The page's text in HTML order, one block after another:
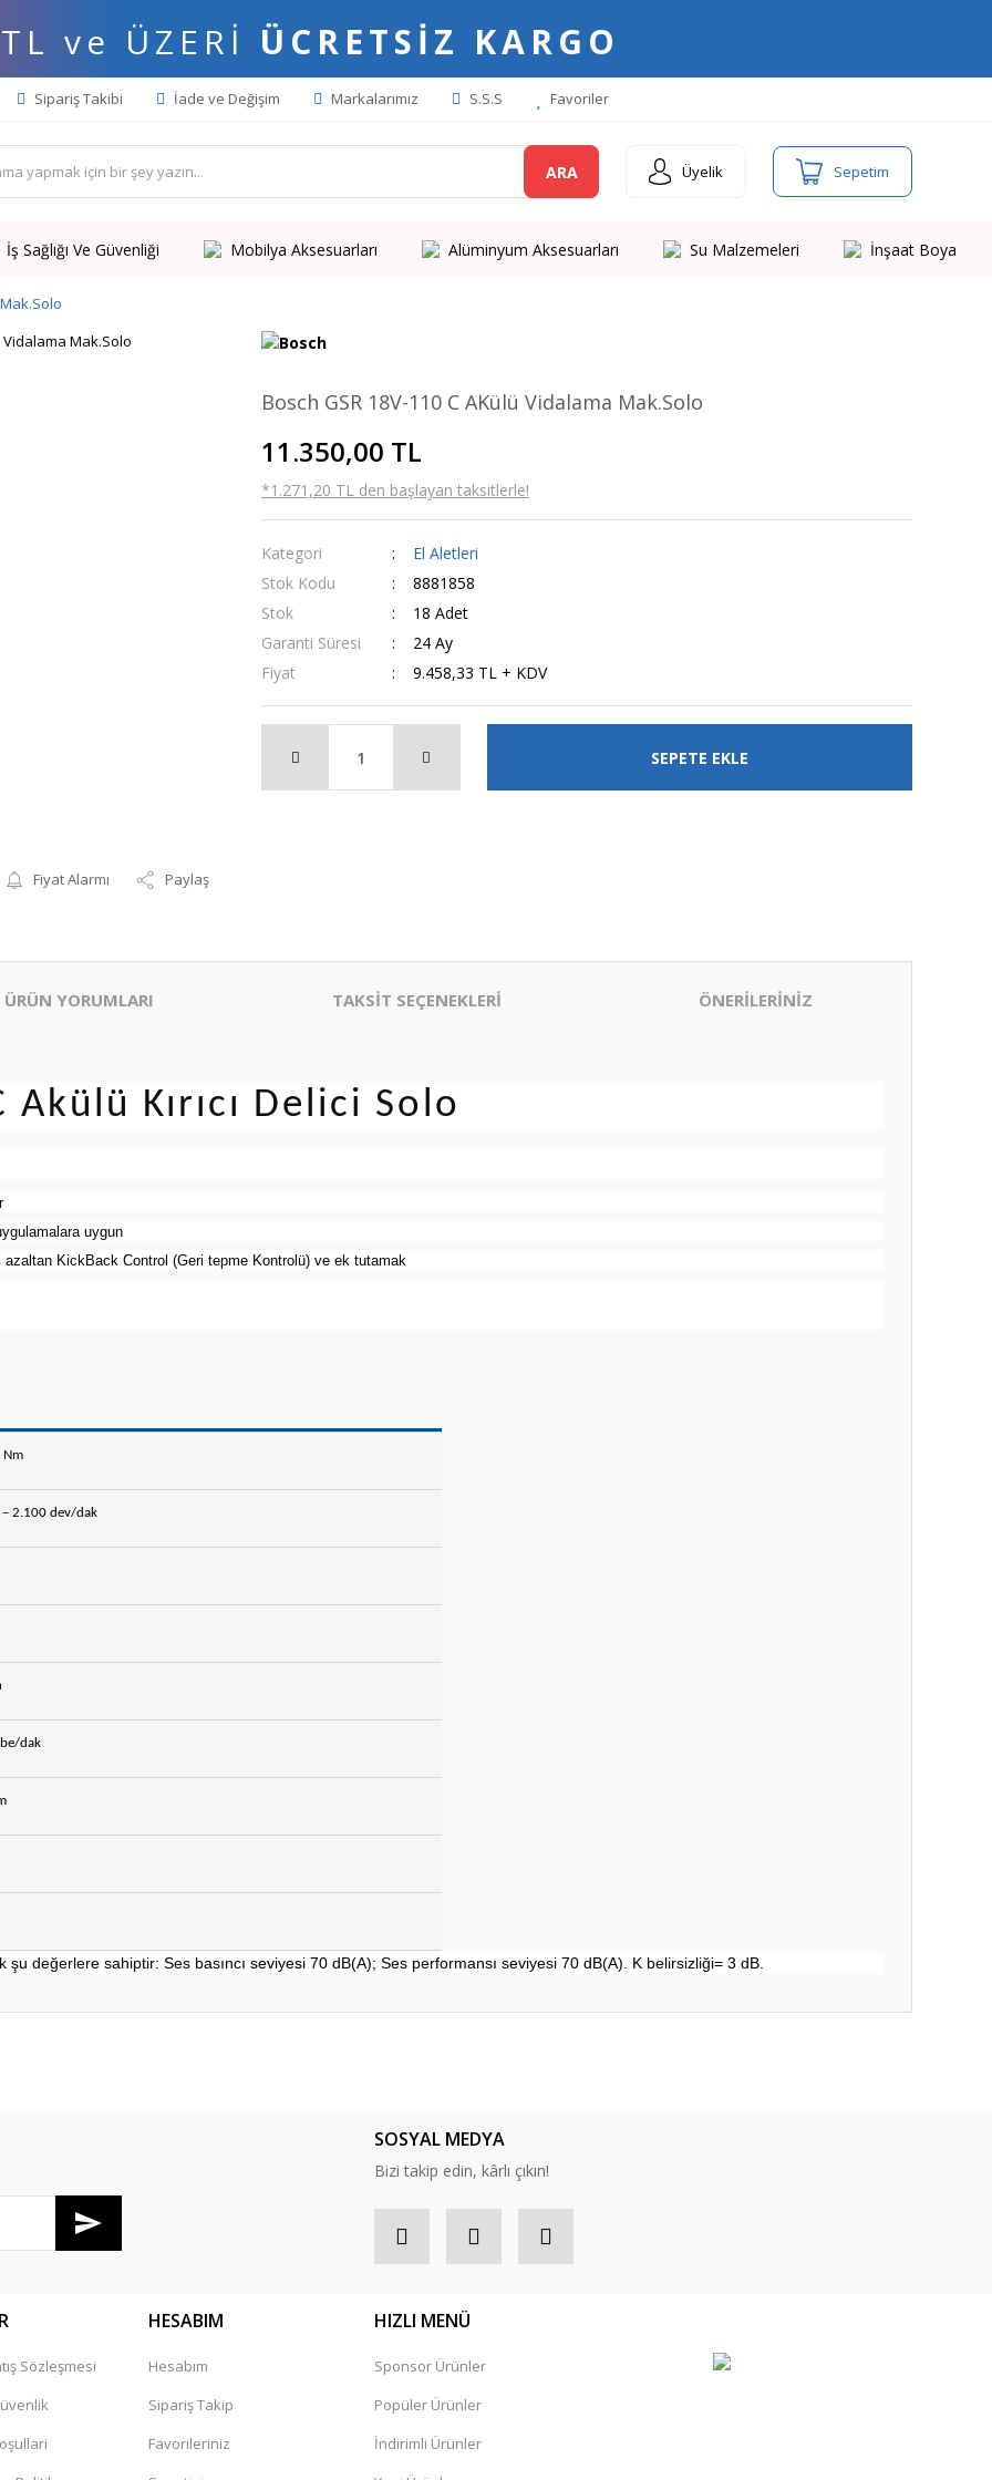
ve ÜZERİ ÜCRETSİZ KARGO
Sipariş Takibi İade ve Değişim Markalarımız S.S.S Favoriler
ARA Üyelik Sepetim
İş Sağlığı Ve Güvenliği Mobilya Aksesuarları Alüminyum Aksesuarları Su Malzemeleri İnşaat Boya
Fiyat Alarmı Paylaş
Bosch GSR 18V-110 C AKülü Vidalama Mak.Solo
11.350,00 TL
*1.271,20 TL den başlayan taksitlerle!
Kategori
El Aletleri
Stok Kodu
8881858
Stok
18 Adet
Garanti Süresi
24 Ay
Fiyat
9.458,33 TL + KDV
SEPETE EKLE
ÜRÜN YORUMLARI TAKSİT SEÇENEKLERİ ÖNERİLERİNİZ
Kırıcı Delici Solo
uygun
KickBack Control (Geri tepme Kontrolü) ve ek tutamak
2.100 dev/dak
dak
değerlere sahiptir: Ses basıncı seviyesi 70 dB(A); Ses performansı seviyesi 70 dB(A). K belirsizliği= 3 dB.
SOSYAL MEDYA
Bizi takip edin, kârlı çıkın!
Sözleşmesi
HESABIM
Hesabım
Sipariş Takip
Favorileriniz
HIZLI MENÜ
Sponsor Ürünler
Popüler Ürünler
İndirimli Ürünler